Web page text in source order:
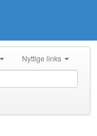
Nyttige links